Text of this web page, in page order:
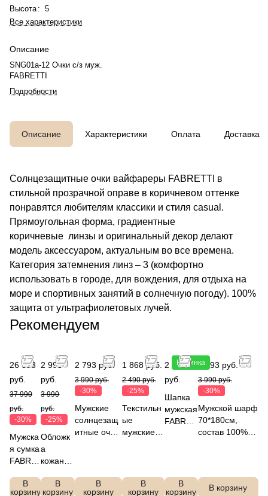
Высота : 5
Все характеристики
Описание
SNG01a-12 Очки с/з муж.
FABRETTI
Подробности
Описание Характеристики Оплата Доставка
Солнцезащитные очки вайфареры FABRETTI в
стильной прозрачной оправе в коричневом оттенке
понравятся любителям классики и стиля casual.
Прямоугольная форма, градиентные
коричневые линзы и оригинальный декор делают
модель аксессуаром, актуальным во все времена.
Категория затемнения линз – 3 (комфортно
использовать в городе, для вождения, для отдыха на
море и спортивных занятий в солнечную погоду). 100%
защита от ультрафиолетовых лучей.
Рекомендуем
26 593
руб.
37 990
руб.
-30%
Мужска
я сумка
FABRE
L15612
В
корзину
2 993
руб.
3 990
руб.
-25%
Обложк
а
кожаная
В
корзину
2 793 руб.
3 990 руб.
-30%
Мужские
солнцезащ
итные очки
В
корзину
1 868 руб.
2 490 руб.
-25%
Текстильн
ые
мужские
В
корзину
Новинка
2 990
руб.
Шапка
мужская
FABRET
В
корзину
2 793 руб.
3 990 руб.
-30%
Мужской шарф
70*180см,
состав 100%
В корзину